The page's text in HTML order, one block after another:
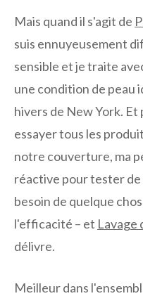
Mais quand il s'agit de
suis ennuyeusement
sensible et je traite
une condition de peau
hivers de New York.
essayer tous les
notre couverture, ma
réactive pour tester
besoin de quelque
l'efficacité – et Lavage
délivre.
Meilleur dans